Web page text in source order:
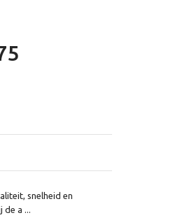
snelheid en
a ...